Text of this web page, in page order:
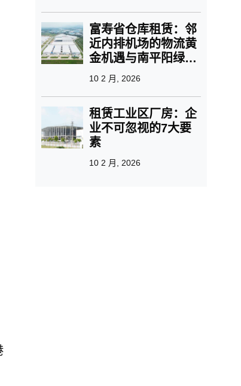
富寿省仓库租赁：邻
近内排机场的物流黄
金机遇与南平阳绿色
公园解决方案
10 2 月, 2026
租赁工业区厂房：企
业不可忽视的7大要
素
10 2 月, 2026